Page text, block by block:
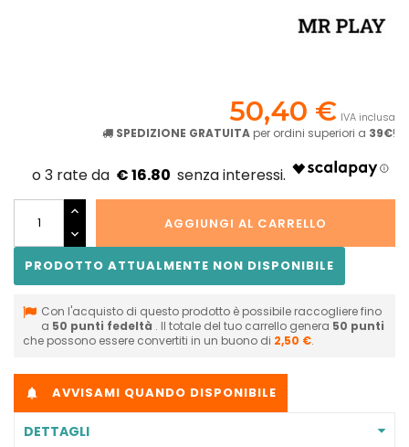
50,40 € IVA inclusa
SPEDIZIONE GRATUITA per ordini superiori a 39€!
€ 16.80
AGGIUNGI AL CARRELLO
PRODOTTO ATTUALMENTE NON DISPONIBILE
Con l'acquisto di questo prodotto è possibile raccogliere fino
a 50 punti fedeltà . Il totale del tuo carrello genera 50 punti
che possono essere convertiti in un buono di 2,50 €.
 AVVISAMI QUANDO DISPONIBILE
DETTAGLI